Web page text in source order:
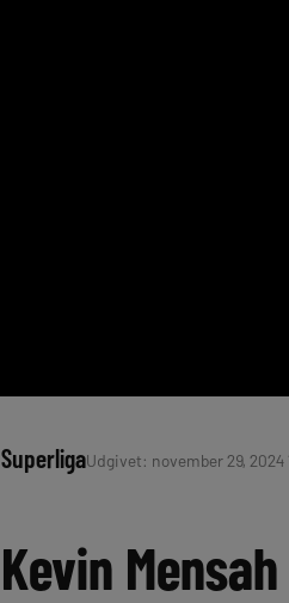
SuperligaUdgivet: november 29, 2024
Kevin